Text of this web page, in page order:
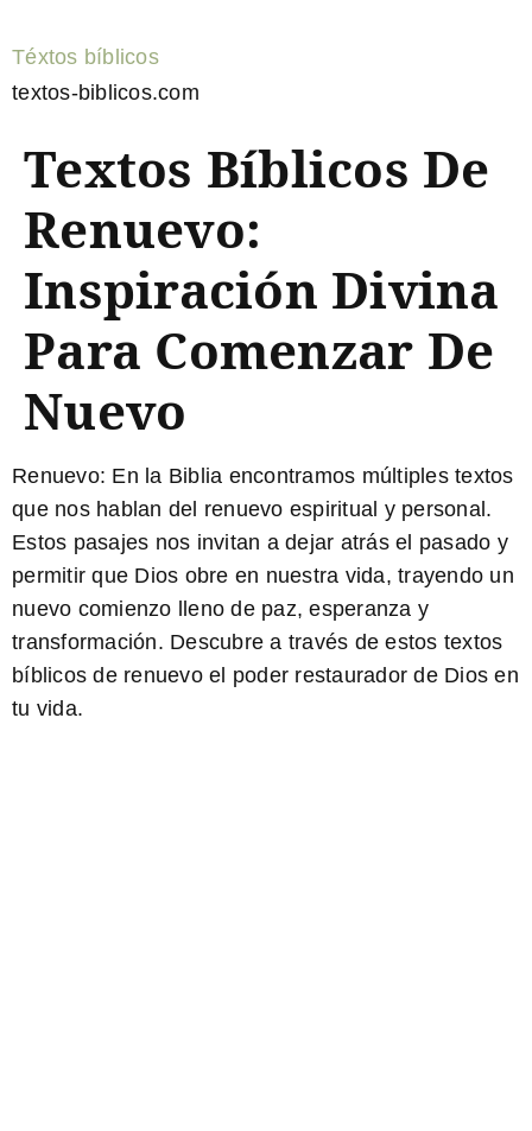
Téxtos bíblicos
textos-biblicos.com
Textos Bíblicos De
Renuevo:
Inspiración Divina
Para Comenzar De
Nuevo
Renuevo: En la Biblia encontramos múltiples textos
que nos hablan del renuevo espiritual y personal.
Estos pasajes nos invitan a dejar atrás el pasado y
permitir que Dios obre en nuestra vida, trayendo un
nuevo comienzo lleno de paz, esperanza y
transformación. Descubre a través de estos textos
bíblicos de renuevoel poder restaurador de Dios en
tu vida.